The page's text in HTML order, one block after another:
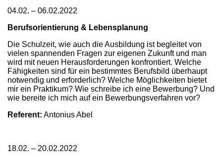
04.02. – 06.02.2022
Berufsorientierung & Lebensplanung
Die Schulzeit, wie auch die Ausbildung ist begleitet von
vielen spannenden Fragen zur eigenen Zukunft und man
wird mit neuen Herausforderungen konfrontiert. Welche
Fähigkeiten sind für ein bestimmtes Berufsbild überhaupt
notwendig und erforderlich? Welche Möglichkeiten bietet
mir ein Praktikum? Wie schreibe ich eine Bewerbung? Und
wie bereite ich mich auf ein Bewerbungsverfahren vor?
Referent: Antonius Abel
18.02. – 20.02.2022